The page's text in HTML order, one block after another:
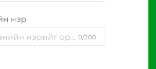
нэр
0/200